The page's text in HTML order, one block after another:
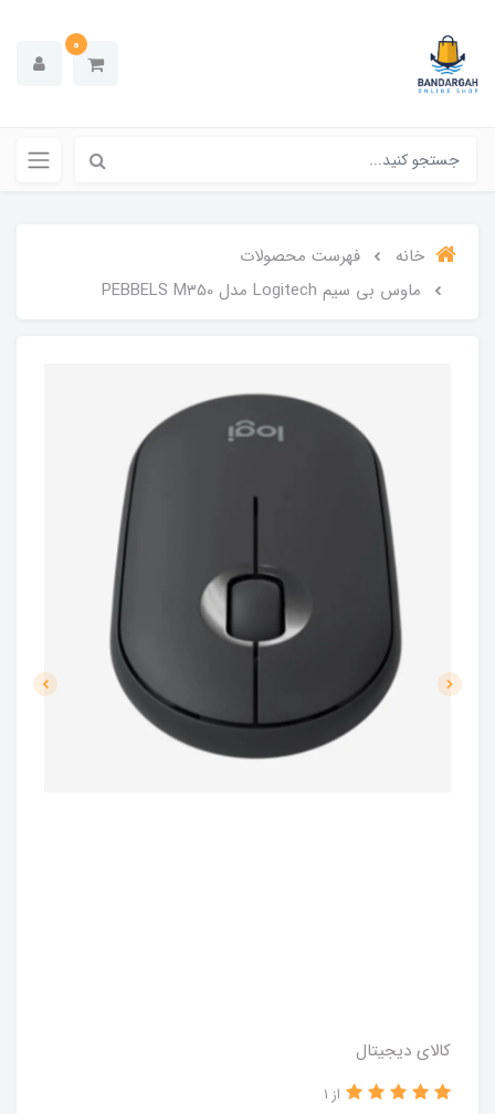
0
خانه
فهرست محصولات
ماوس بی سیم Logitech مدل PEBBELS M350
کالای دیجیتال
از 1